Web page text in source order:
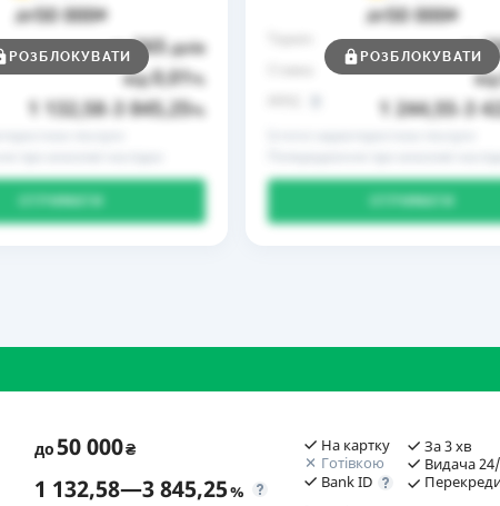
до50 000₴
до 365днів
від0,01%
1 132,58 3 845,25%
РОЗБЛОКУВАТИ
до50 000₴
до
1 244,55 3
РОЗБЛОКУВАТИ
до50 000₴
1 132,58—3 845,25%
На картку
Готівкою
Bank ID
За 3 хв
Видача